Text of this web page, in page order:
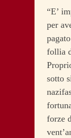
“E’
per
follia
sotto
forze